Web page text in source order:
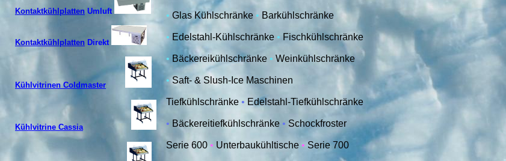
Kontaktkühlplatten Umluft
Kontaktkühlplatten Direkt
Kühlvitrinen Coldmaster
Kühlvitrine Cassia
• Glas Kühlschränke • Barkühlschränke
• Edelstahl-Kühlschränke • Fischkühlschränke
• Bäckereikühlschränke • Weinkühlschränke
•Saft- & Slush-Ice Maschinen
Tiefkühlschränke • Edelstahl-Tiefkühlschränke
• Bäckereitiefkühlschränke • Schockfroster
Serie 600 • Unterbaukühltische • Serie 700